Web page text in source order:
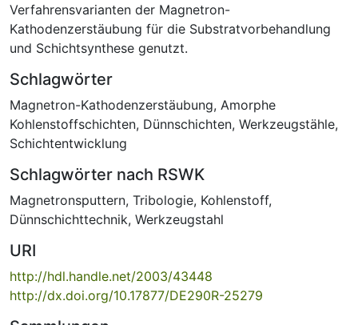
Verfahrensvarianten der Magnetron-
Kathodenzerstäubung für die Substratvorbehandlung
und Schichtsynthese genutzt.
Schlagwörter
Magnetron-Kathodenzerstäubung, Amorphe
Kohlenstoffschichten, Dünnschichten, Werkzeugstähle,
Schichtentwicklung
Schlagwörter nach RSWK
Magnetronsputtern, Tribologie, Kohlenstoff,
Dünnschichttechnik, Werkzeugstahl
URI
http://hdl.handle.net/2003/43448
http://dx.doi.org/10.17877/DE290R-25279